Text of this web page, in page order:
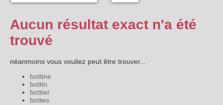
Aucun résultat exact n'a été
trouvé
néanmoins vous vouliez peut être trouver...
bottine
bottin
bottier
bottes